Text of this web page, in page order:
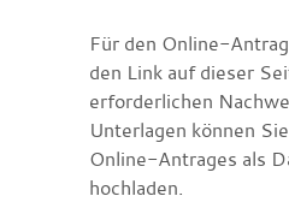
Für den Online-
den Link auf dieser
erforderlichen
Unterlagen können
Online-Antrages als
hochladen.